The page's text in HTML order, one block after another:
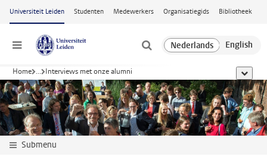
Ga naar hoofdinhoud
Universiteit Leiden Studenten Medewerkers Organisatiegids Bibliotheek
Menu
Home ... Interviews met onze alumni toon
Submenu